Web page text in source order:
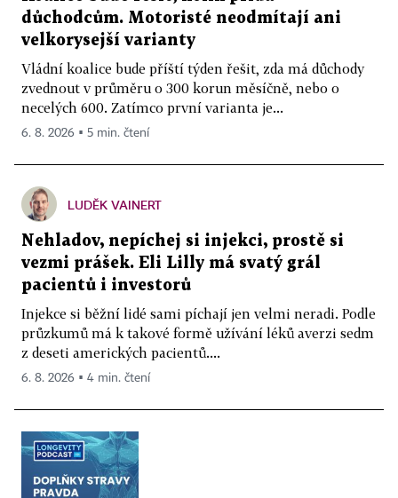
důchodcům. Motoristé neodmítají ani
velkorysejší varianty
Vládní koalice bude příští týden řešit, zda má důchody
zvednout v průměru o 300 korun měsíčně, nebo o
necelých 600. Zatímco první varianta je...
6. 8. 2026 ▪ 5 min. čtení
LUDĚK VAINERT
Nehladov, nepíchej si injekci, prostě si
vezmi prášek. Eli Lilly má svatý grál
pacientů i investorů
Injekce si běžní lidé sami píchají jen velmi neradi. Podle
průzkumů má k takové formě užívání léků averzi sedm
z deseti amerických pacientů....
6. 8. 2026 ▪ 4 min. čtení